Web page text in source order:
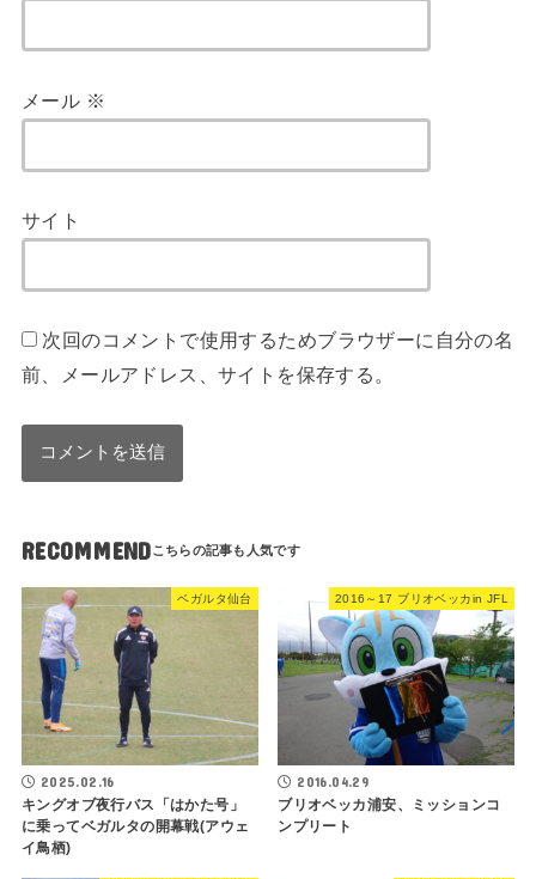
メール ※
サイト
次回のコメントで使用するためブラウザーに自分の名
前、メールアドレス、サイトを保存する。
RECOMMEND
ベガルタ仙台
2025.02.16
キングオブ夜行バス「はかた号」
に乗ってベガルタの開幕戦(アウェ
イ鳥栖)
2016～17 ブリオベッカin JFL
2016.04.29
ブリオベッカ浦安、ミッションコ
ンプリート